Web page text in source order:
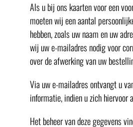
Als u bij ons kaarten voor een
moeten wij een aantal
hebben, zoals uw naam en uw
wij uw e-mailadres nodig voor
over de afwerking van uw
Via uw e-mailadres ontvangt u
informatie, indien u zich hiervoor
Het beheer van deze gegevens